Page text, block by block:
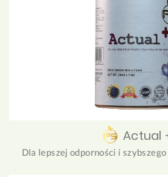
Actual
Dla lepszej odporności i